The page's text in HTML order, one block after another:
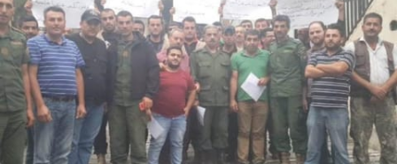
إقتصاد فن
منوعات رياضة
كأس العالم